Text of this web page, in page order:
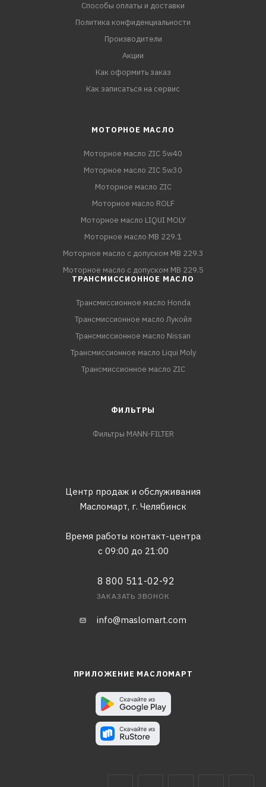
Способы оплаты и доставки
Политика конфиденциальности
Производители
Акции
Как оформить заказ
Как записаться на сервис
МОТОРНОЕ МАСЛО
Моторное масло ZIC 5w40
Моторное масло ZIC 5w30
Моторное масло ZIC
Моторное масло ROLF
Моторное масло LIQUI MOLY
Моторное масло MB 229.1
Моторное масло с допуском MB 229.3
Моторное масло с допуском MB 229.5
ТРАНСМИССИОННОЕ МАСЛО
Трансмиссионное масло Honda
Трансмиссионное масло Лукойл
Трансмиссионное масло Nissan
Трансмиссионное масло Liqui Moly
Трансмиссионное масло ZIC
ФИЛЬТРЫ
Фильтры MANN-FILTER
Центр продаж и обслуживания
Масломарт, г. Челябинск
Время работы контакт-центра
с 09:00 до 21:00
8 800 511-02-92
ЗАКАЗАТЬ ЗВОНОК
info@maslomart.com
ПРИЛОЖЕНИЕ МАСЛОМАРТ